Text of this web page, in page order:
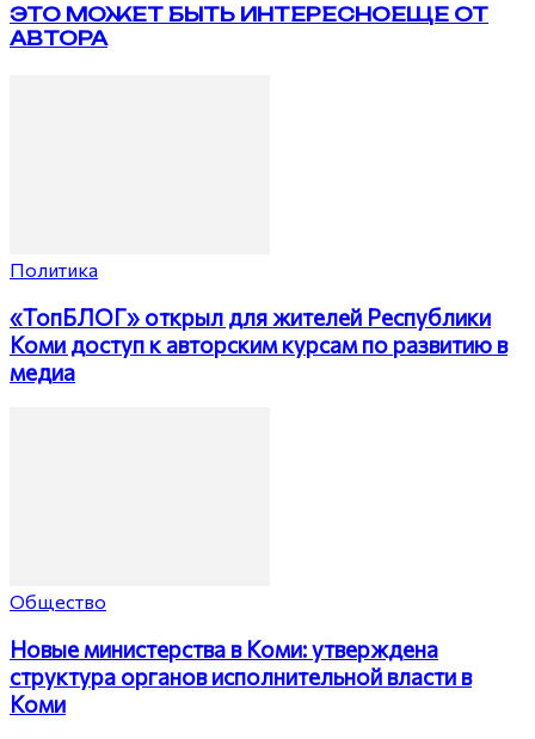
ЭТО МОЖЕТ БЫТЬ ИНТЕРЕСНОЕЩЕ ОТ
АВТОРА
Политика
«ТопБЛОГ» открыл для жителей Республики
Коми доступ к авторским курсам по развитию в
медиа
Общество
Новые министерства в Коми: утверждена
структура органов исполнительной власти в
Коми